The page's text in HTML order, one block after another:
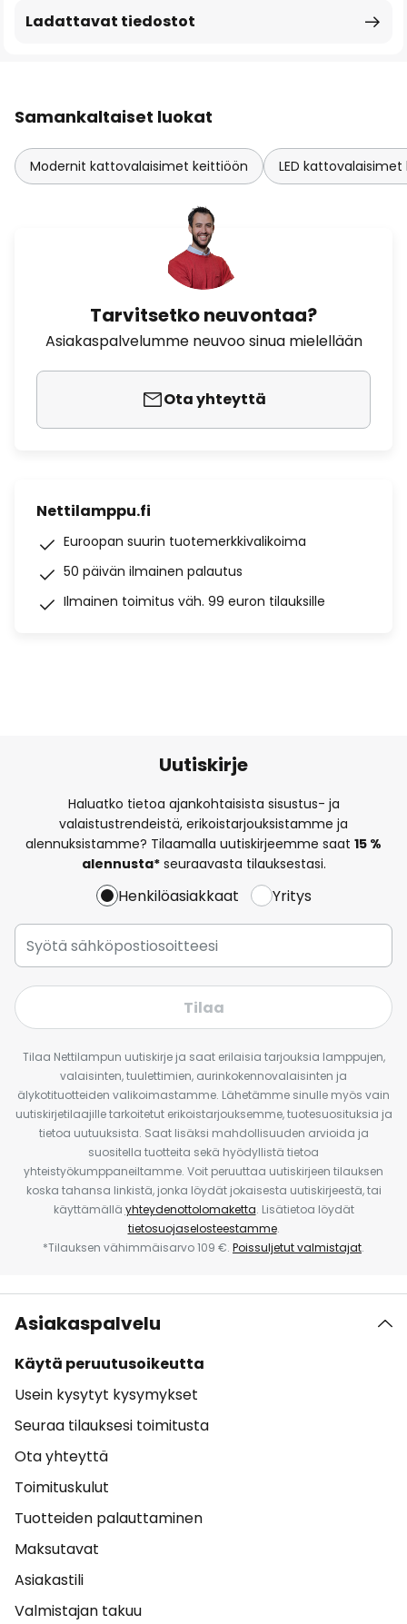
Ladattavat tiedostot
Samankaltaiset luokat
Modernit kattovalaisimet keittiöön LED
Tarvitsetko neuvontaa?
Asiakaspalvelumme neuvoo sinua mielellään
Ota yhteyttä
Nettilamppu.fi
Euroopan suurin tuotemerkkivalikoima
50 päivän ilmainen palautus
Ilmainen toimitus väh. 99 euron tilauksille
Uutiskirje
Haluatko tietoa ajankohtaisista sisustus- ja
valaistustrendeistä, erikoistarjouksistamme ja
alennuksistamme? Tilaamalla uutiskirjeemme saat 15 %
alennusta*seuraavasta tilauksestasi.
Henkilöasiakkaat Yritys
Tilaa
Tilaa Nettilampun uutiskirje ja saat erilaisia tarjouksia lamppujen,
valaisinten, tuulettimien, aurinkokennovalaisinten ja
älykotituotteiden valikoimastamme. Lähetämme sinulle myös vain
uutiskirjetilaajille tarkoitetut erikoistarjouksemme, tuotesuosituksia ja
tietoa uutuuksista. Saat lisäksi mahdollisuuden arvioida ja
suositella tuotteita sekä hyödyllistä tietoa
yhteistyökumppaneiltamme. Voit peruuttaa uutiskirjeen tilauksen
koska tahansa linkistä, jonka löydät jokaisesta uutiskirjeestä, tai
käyttämällä yhteydenottolomaketta. Lisätietoa löydät
tietosuojaselosteestamme.
*Tilauksen vähimmäisarvo 109 €. Poissuljetut valmistajat.
Asiakaspalvelu
Käytä peruutusoikeutta
Usein kysytyt kysymykset
Seuraa tilauksesi toimitusta
Ota yhteyttä
Toimituskulut
Tuotteiden palauttaminen
Maksutavat
Asiakastili
Valmistajan takuu